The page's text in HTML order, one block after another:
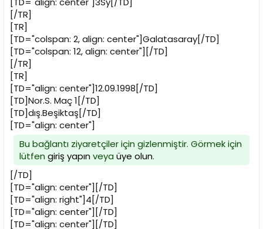
[/TR]
[TR]
[TD="colspan: 2, align: center"]Galatasaray[/TD]
[TD="colspan: 12, align: center"][/TD]
[/TR]
[TR]
[TD="align: center"]12.09.1998[/TD]
[TD]Nor.S. Maç 1[/TD]
[TD]dış.Beşiktaş[/TD]
[TD="align: center"]
Bu bağlantı ziyaretçiler için gizlenmiştir. Görmek için
lütfen giriş yapınveya üye olun.
[/TD]
[TD="align: center"][/TD]
[TD="align: right"]4[/TD]
[TD="align: center"][/TD]
[TD="align: center"][/TD]